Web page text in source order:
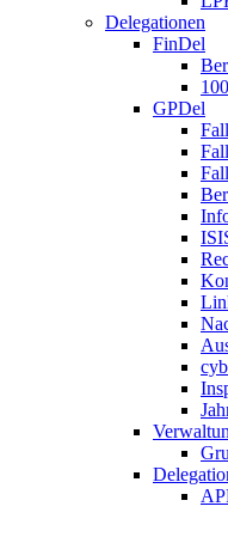
Delegationen
FinDel
GPDel